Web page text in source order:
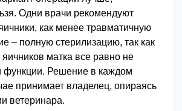
Одни врачи рекомендуют
как менее травматичную
– полную стерилизацию, так как
матка все равно не
функции. Решение в каждом
принимает владелец, опираясь
ветеринара.